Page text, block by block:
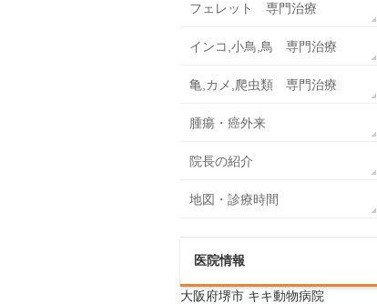
フェレット 専門治療
インコ,小鳥,鳥 専門治療
亀,カメ,爬虫類 専門治療
腫瘍・癌外来
院長の紹介
地図・診療時間
医院情報
大阪府堺市 キキ動物病院